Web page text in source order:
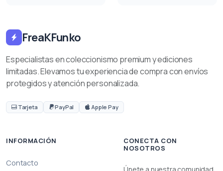
FreaKFunko
Especialistas en coleccionismo premium y ediciones
limitadas. Elevamos tu experiencia de compra con envíos
protegidos y atención personalizada.
Tarjeta PayPal Apple Pay
INFORMACIÓN
Contacto
CONECTA CON
NOSOTROS